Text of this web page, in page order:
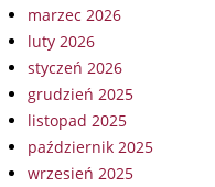
marzec 2026
luty 2026
styczeń 2026
grudzień 2025
listopad 2025
październik 2025
wrzesień 2025